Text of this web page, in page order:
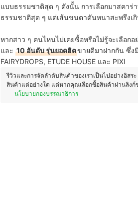
แบบธรรมชาติสุด ๆ ดังนั้น การเลือกมาสคา
ธรรมชาติสุด ๆ แต่เส้นขนตาดันหนาสะพรึงเ
หากสาว ๆ คนไหนไม่เคยซื้อหรือไม่รู้จะเลือกอ
และ 10 อันดับ รุ่นยอดฮิตขายดีมาฝากกัน ซึ่งมี
FAIRYDROPS, ETUDE HOUSE และ PIXI
รีวิวและการจัดลำดับสินค้าของเราเป็นไปอย่างอิส
สินค้าแต่อย่างใด แต่หากคุณเลือกซื้อสินค้าผ่านลิงก์
นโยบายกองบรรณาธิการ